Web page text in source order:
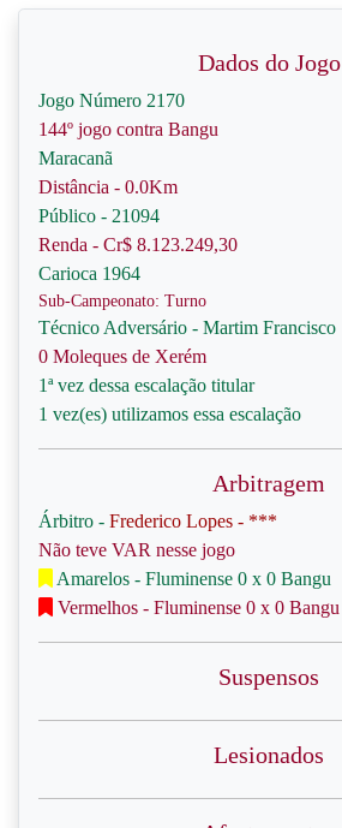
Dados do Jogo
Jogo Número 2170
144º jogo contra Bangu
Maracanã
Distância - 0.0Km
Público - 21094
Renda - Cr$ 8.123.249,30
Carioca 1964
Sub-Campeonato: Turno
Técnico Adversário - Martim Francisco
0 Moleques de Xerém
1ª vez dessa escalação titular
1 vez(es) utilizamos essa escalação
Arbitragem
Árbitro - Frederico Lopes - ***
Não teve VAR nesse jogo
Amarelos - Fluminense 0 x 0 Bangu
Vermelhos - Fluminense 0 x 0 Bangu
Suspensos
Lesionados